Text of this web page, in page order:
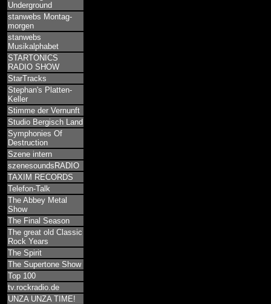
Underground
stanwebs Montag-
morgen
stanwebs
Musikalphabet
STARTONICS
RADIO SHOW
StarTracks
Stephan's Platten-
Keller
Stimme der Vernunft
Studio Bergisch Land
Symphonies Of
Destruction
Szene intern
szenesoundsRADIO
TAXIM RECORDS
Telefon-Talk
The Abbey Metal
Show
The Final Season
The great old Classic
Rock Years
The Spirit
The Supertone Show
Top 100
tv.rockradio.de
UNZA UNZA TIME!